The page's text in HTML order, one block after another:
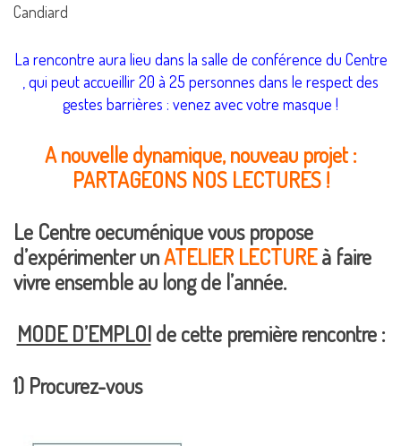
Candiard
La rencontre aura lieu dans la salle de conférence du Centre
, qui peut accueillir 20 à 25 personnes dans le respect des
gestes barrières : venez avec votre masque !
A nouvelle dynamique, nouveau projet :
PARTAGEONS NOS LECTURES !
Le Centre oecuménique vous propose
d’expérimenter unATELIER LECTUREà faire
vivre ensemble au long de l’année.
MODE D’EMPLOIde cette première rencontre :
1) Procurez-vous